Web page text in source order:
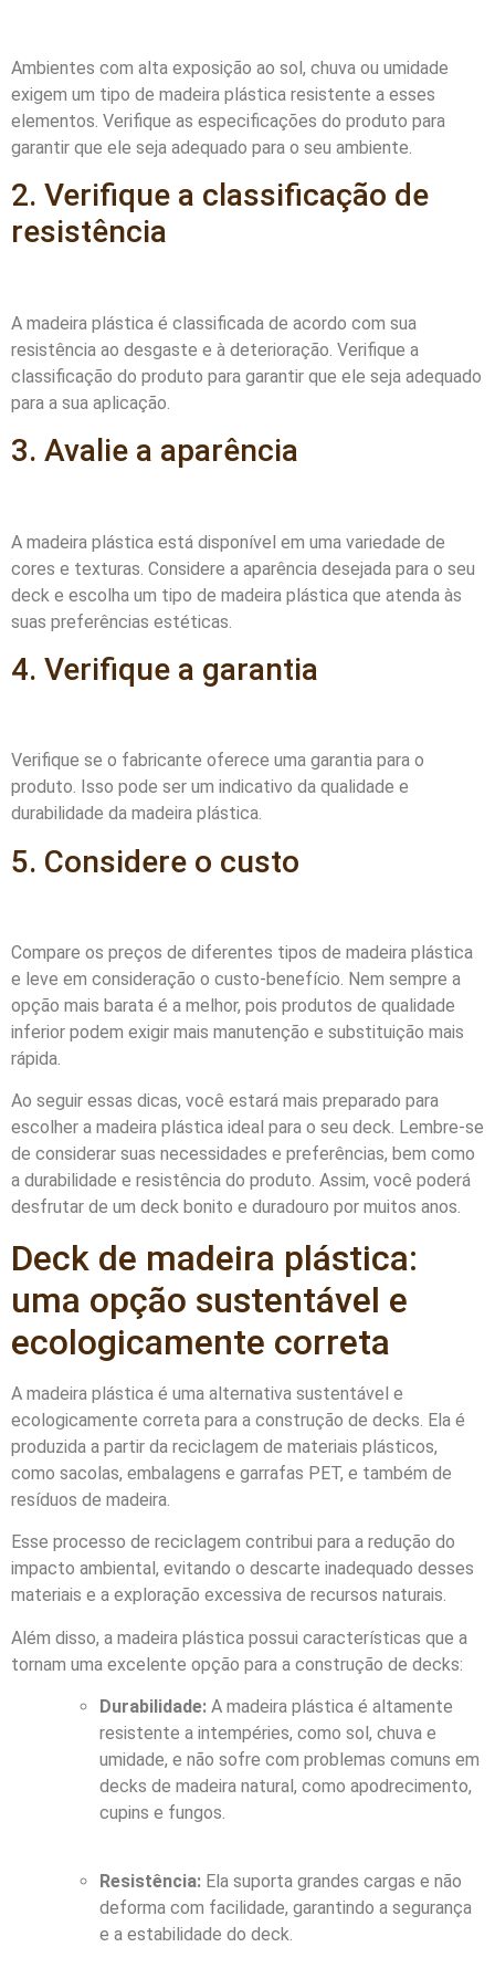
Ambientes com alta exposição ao sol, chuva ou umidade
exigem um tipo de madeira plástica resistente a esses
elementos. Verifique as especificações do produto para
garantir que ele seja adequado para o seu ambiente.
2. Verifique a classificação de
resistência
A madeira plástica é classificada de acordo com sua
resistência ao desgaste e à deterioração. Verifique a
classificação do produto para garantir que ele seja adequado
para a sua aplicação.
3. Avalie a aparência
A madeira plástica está disponível em uma variedade de
cores e texturas. Considere a aparência desejada para o seu
deck e escolha um tipo de madeira plástica que atenda às
suas preferências estéticas.
4. Verifique a garantia
Verifique se o fabricante oferece uma garantia para o
produto. Isso pode ser um indicativo da qualidade e
durabilidade da madeira plástica.
5. Considere o custo
Compare os preços de diferentes tipos de madeira plástica
e leve em consideração o custo-benefício. Nem sempre a
opção mais barata é a melhor, pois produtos de qualidade
inferior podem exigir mais manutenção e substituição mais
rápida.
Ao seguir essas dicas, você estará mais preparado para
escolher a madeira plástica ideal para o seu deck. Lembre-se
de considerar suas necessidades e preferências, bem como
a durabilidade e resistência do produto. Assim, você poderá
desfrutar de um deck bonito e duradouro por muitos anos.
Deck de madeira plástica:
uma opção sustentável e
ecologicamente correta
A madeira plástica é uma alternativa sustentável e
ecologicamente correta para a construção de decks. Ela é
produzida a partir da reciclagem de materiais plásticos,
como sacolas, embalagens e garrafas PET, e também de
resíduos de madeira.
Esse processo de reciclagem contribui para a redução do
impacto ambiental, evitando o descarte inadequado desses
materiais e a exploração excessiva de recursos naturais.
Além disso, a madeira plástica possui características que a
tornam uma excelente opção para a construção de decks:
Durabilidade: A madeira plástica é altamente
resistente a intempéries, como sol, chuva e
umidade, e não sofre com problemas comuns em
decks de madeira natural, como apodrecimento,
cupins e fungos.
Resistência: Ela suporta grandes cargas e não
deforma com facilidade, garantindo a segurança
e a estabilidade do deck.